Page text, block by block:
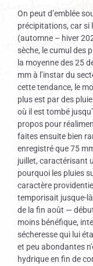
On peut d’emblée
précipitations, car si
(automne – hiver
sèche, le cumul des
la moyenne des 25
mm à l’instar du
cette tendance, le
plus est par des
où il est tombé
propos pour
faites ensuite bien
enregistré que 75
juillet, caractérisant
pourquoi les pluies
caractère
temporisait jusque-
de la fin août —
moins bénéfique,
sécheresse qui lui
et peu abondantes
hydrique en fin de